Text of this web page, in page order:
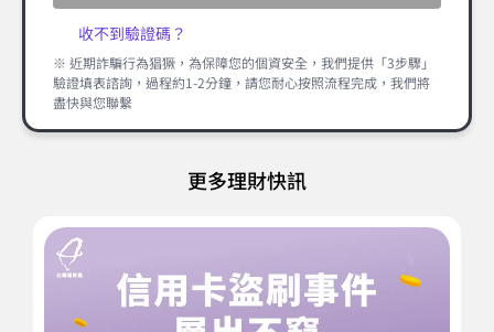
收不到驗證碼？
※ 近期詐騙行為猖獗，為保障您的個資安全，我們提供「3步驟」
驗證填表諮詢，過程約1-2分鐘，請您耐心按照流程完成，我們將
盡快與您聯繫
更多理財快訊